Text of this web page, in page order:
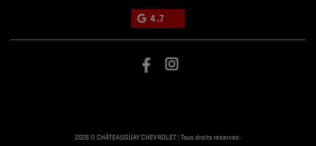
4.7
2026 © CHÂTEAUGUAY CHEVROLET | Tous droits réservés.